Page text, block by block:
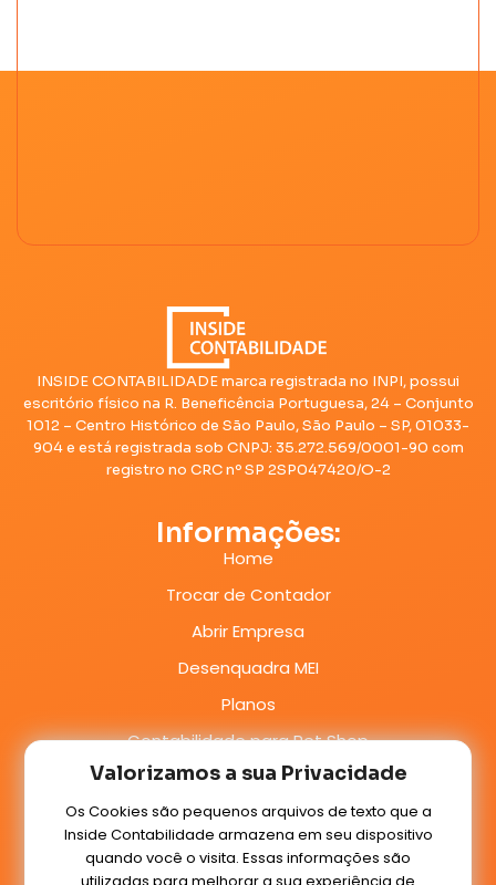
Valorizamos a sua Privacidade
Os Cookies são pequenos arquivos de texto que a
Inside Contabilidade armazena em seu dispositivo
quando você o visita. Essas informações são
utilizadas para melhorar a sua experiência de
INSIDE CONTABILIDADE marca registrada no INPI, possui
escritório físico na R. Beneficência Portuguesa, 24 – Conjunto
1012 – Centro Histórico de São Paulo, São Paulo – SP, 01033-
904 e está registrada sob CNPJ: 35.272.569/0001-90 com
registro no CRC nº SP 2SP047420/O-2
Informações:
Home
Trocar de Contador
Abrir Empresa
Desenquadra MEI
Planos
Contabilidade para Pet Shop
Sede Virtual Gratuita em SP
Contatos:
WhatsApp: